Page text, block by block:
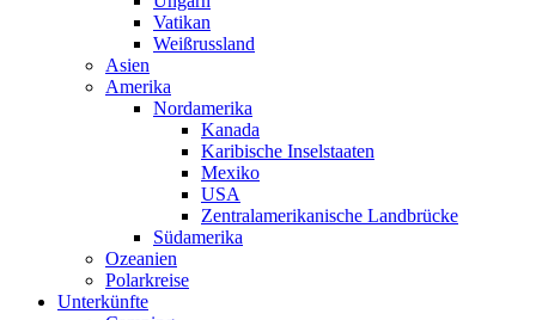
Vatikan
Weißrussland
Asien
Amerika
Nordamerika
Kanada
Karibische Inselstaaten
Mexiko
USA
Zentralamerikanische Landbrücke
Südamerika
Ozeanien
Polarkreise
Unterkünfte